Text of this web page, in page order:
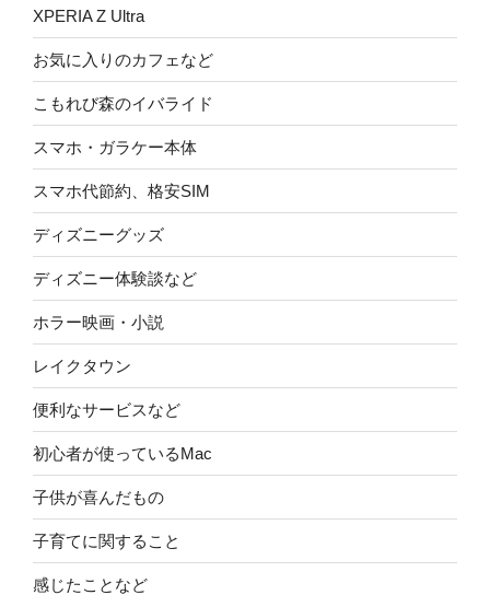
XPERIA Z Ultra
お気に入りのカフェなど
こもれび森のイバライド
スマホ・ガラケー本体
スマホ代節約、格安SIM
ディズニーグッズ
ディズニー体験談など
ホラー映画・小説
レイクタウン
便利なサービスなど
初心者が使っているMac
子供が喜んだもの
子育てに関すること
感じたことなど